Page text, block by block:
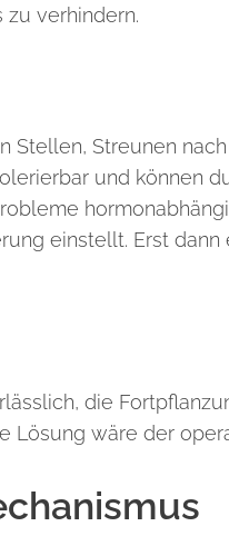
verhindern.
Streunen
und können
einstellt. Erst dann
die
Lösung wäre der